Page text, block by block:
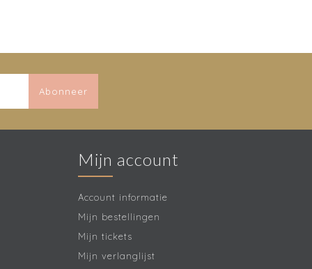
Abonneer
Mijn account
Account informatie
Mijn bestellingen
Mijn tickets
Mijn verlanglijst